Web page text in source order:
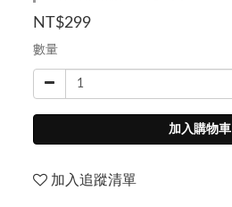
NT$299
數量
加入購物車
加入追蹤清單